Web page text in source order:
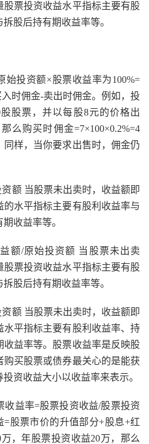
股票投资收益水平指标主要有股
股后持有期收益率等。
始投资额×股票收益率为100%=
时佣金-卖出时佣金。例如，投
股票，并以每股8元的价格出
么购买时佣金=7×100×0.2%=4
同样，当你要求出售时，佣金仍
额 当股票未出卖时，收益额即
水平指标主要有股利收益率与
收益率等。
额/原始投资额 当股票未出卖
股票投资收益水平指标主要有股
股后持有期收益率等。
额 当股票未出卖时，收益额即
水平指标主要有股利收益率、持
益率等。股票收益率是反映股
买股票或债券最关心的是能获
资收益大小以收益率来表示。
收益率=股票投资收益/股票投资
=股票市价的升值部分+股息+红
，年股票投资收益20万，那么